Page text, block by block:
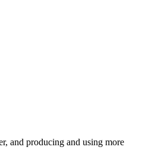
and producing and using more